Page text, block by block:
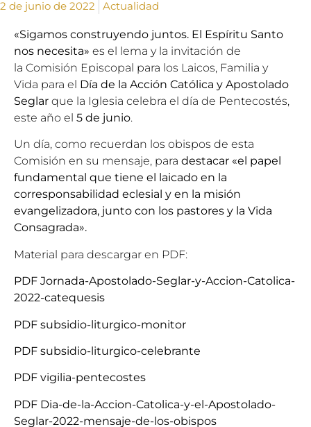
2 de junio de 2022 Actualidad
«Sigamos construyendo juntos. El Espíritu Santo
nos necesita» es el lema y la invitación de
la Comisión Episcopal para los Laicos, Familia y
Vida para el Día de la Acción Católica y Apostolado
Seglar que la Iglesia celebra el día de Pentecostés,
este año el 5 de junio.
Un día, como recuerdan los obispos de esta
Comisión en su mensaje, para destacar «el papel
fundamental que tiene el laicado en la
corresponsabilidad eclesial y en la misión
evangelizadora, junto con los pastores y la Vida
Consagrada».
Material para descargar en PDF:
PDF Jornada-Apostolado-Seglar-y-Accion-Catolica-
2022-catequesis
PDF subsidio-liturgico-monitor
PDF subsidio-liturgico-celebrante
PDF vigilia-pentecostes
PDF Dia-de-la-Accion-Catolica-y-el-Apostolado-
Seglar-2022-mensaje-de-los-obispos